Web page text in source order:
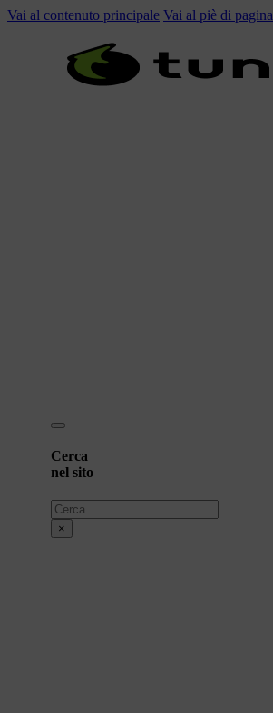
Vai al contenuto principale Vai al piè di pagina
Cerca
nel sito
Cerca
×